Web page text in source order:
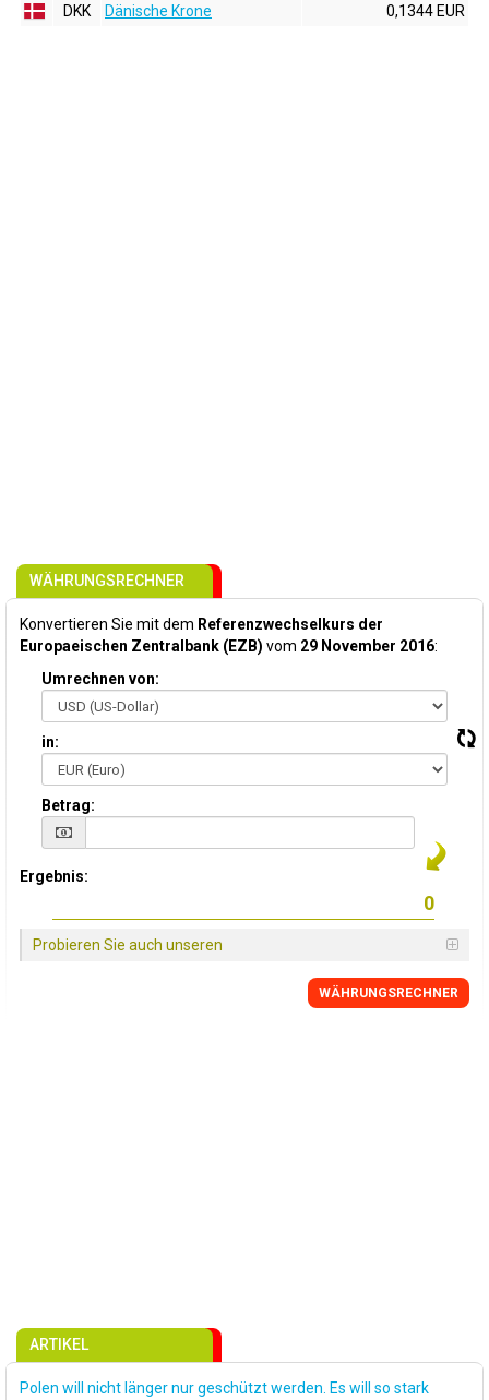
DKK
Dänische Krone 0,1344 EUR
WÄHRUNGSRECHNER
Konvertieren Sie mit dem Referenzwechselkurs der
Europaeischen Zentralbank (EZB) vom 29 November 2016:
Umrechnen von:
in:
Betrag:
Ergebnis:
Probieren Sie auch unseren
WÄHRUNGSRECHNER
ARTIKEL
Polen will nicht länger nur geschützt werden. Es will so stark